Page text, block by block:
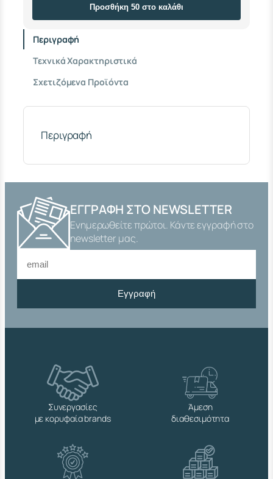
Ρ
P
D
Π
Α
/
(
8
,
5
L
/
Μ
Ν
T
A
Προσθήκη 50 στο καλάθι
Περιγραφή
Τεχνικά Χαρακτηριστικά
Σχετιζόμενα Προϊόντα
Περιγραφή
ΕΓΓΡΑΦΉ ΣΤΟ NEWSLETTER
Ενημερωθείτε πρώτοι. Κάντε εγγραφή στο
newsletter μας.
Εγγραφή
Συνεργασίες
με κορυφαία brands
Άμεση
διαθεσιμότητα